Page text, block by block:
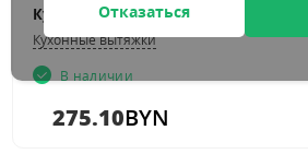
Кухонная вытяжка Weissgauff Box
Кухонные вытяжки
В наличии
275.10BYN
Отказаться